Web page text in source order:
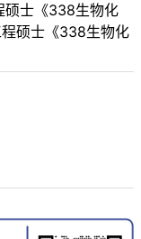
硕士《338生物化
硕士《338生物化